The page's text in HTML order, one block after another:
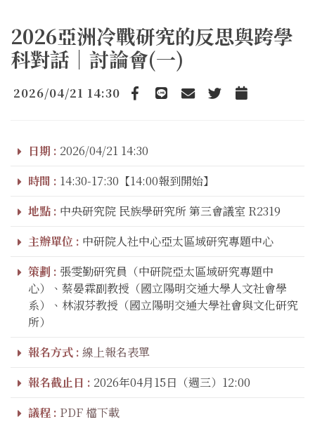
2026亞洲冷戰研究的反思與跨學
科對話｜討論會(一)
2026/04/21 14:30
Facebook
line emailTwitterAdd to Calendar
日期 : 2026/04/21 14:30
時間 : 14:30-17:30【14:00報到開始】
地點 : 中央研究院 民族學研究所 第三會議室 R2319
主辦單位 : 中研院人社中心亞太區域研究專題中心
策劃 : 張雯勤研究員（中研院亞太區域研究專題中
心）、蔡晏霖副教授（國立陽明交通大學人文社會學
系）、林淑芬教授（國立陽明交通大學社會與文化研究
所）
報名方式 : 線上報名表單
報名截止日 : 2026年04月15日（週三）12:00
議程 : PDF 檔下載